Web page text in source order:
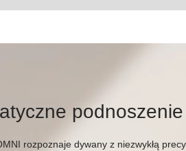
rozpoznaje dywany z niezwykłą